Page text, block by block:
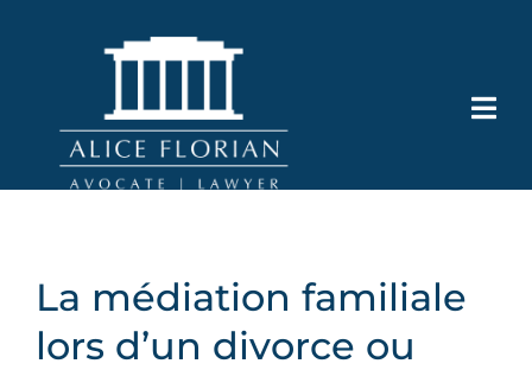
La médiation familiale
lors d’un divorce ou